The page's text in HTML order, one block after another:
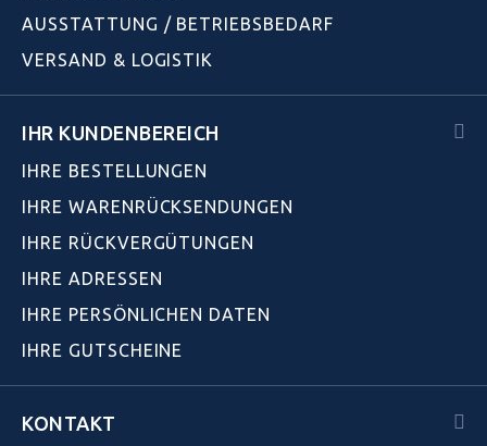
AUSSTATTUNG / BETRIEBSBEDARF
VERSAND & LOGISTIK
IHR KUNDENBEREICH
IHRE BESTELLUNGEN
IHRE WARENRÜCKSENDUNGEN
IHRE RÜCKVERGÜTUNGEN
IHRE ADRESSEN
IHRE PERSÖNLICHEN DATEN
IHRE GUTSCHEINE
KONTAKT